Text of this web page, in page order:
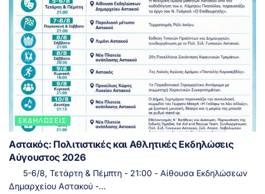
ΕΚΔΗΛΏΣΕΙΣ
Αστακός: Πολιτιστικές και Αθλητικές Εκδηλώσεις
Αύγουστος 2026
5-6/8, Τετάρτη & Πέμπτη - 21:00 - Αίθουσα Εκδηλώσεων
Δημαρχείου Αστακού -...